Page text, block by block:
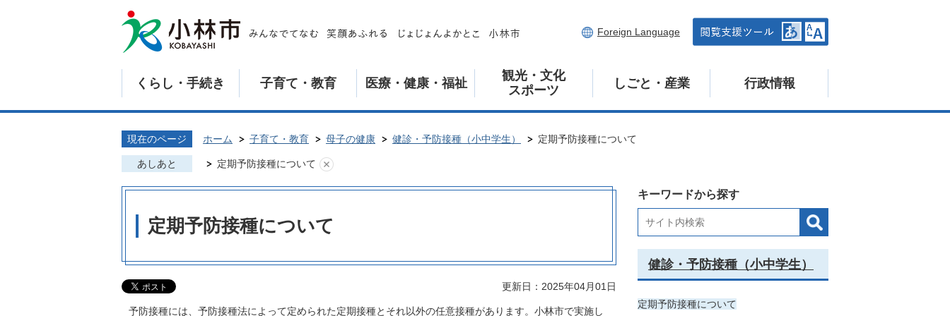
Foreign Language
くらし・手続き 子育て・教育 医療・健康・福祉
観光・文化
スポーツ
しごと・産業 行政情報
現在のページ ホーム 子育て・教育 母子の健康 健診・予防接種（小中学生） 定期予防接種について
あしあと 定期予防接種について
定期予防接種について
更新日：2025年04月01日
予防接種には、予防接種法によって定められた定期接種とそれ以外の任意接種があります。小林市で実施し
キーワードから探す
健診・予防接種（小中学生）
定期予防接種について